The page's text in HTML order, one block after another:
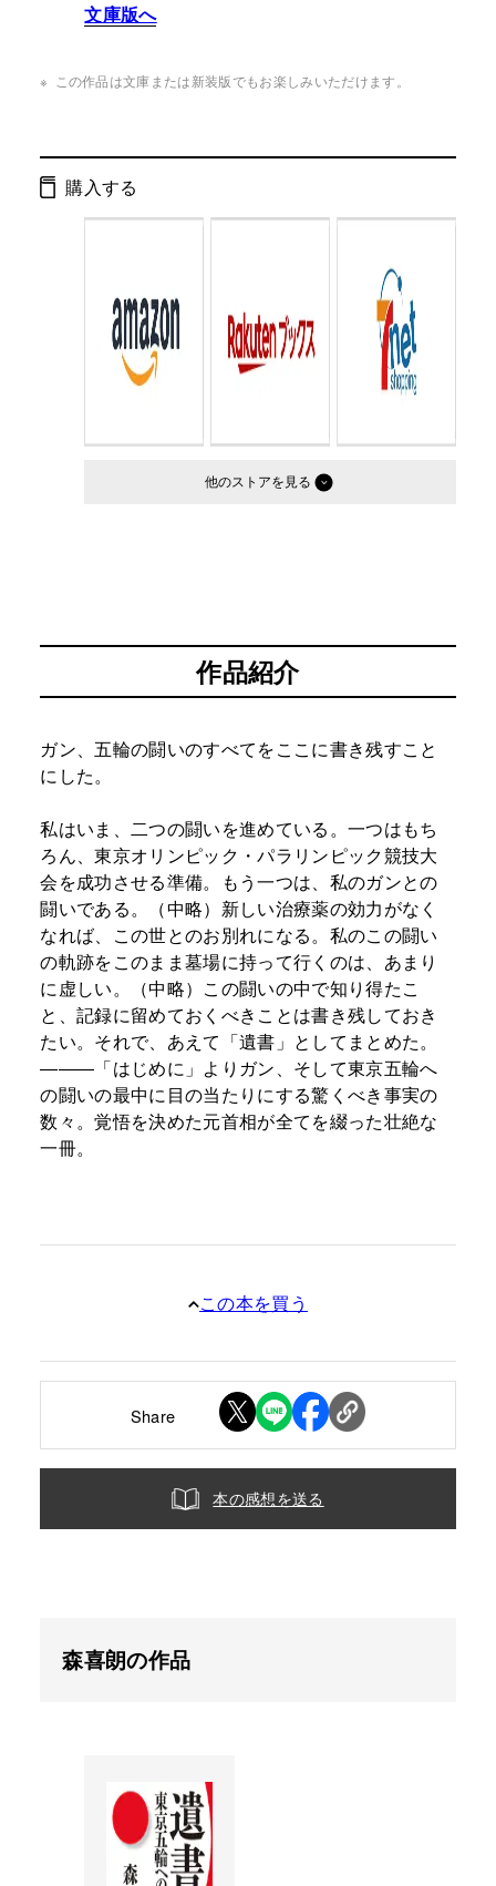
ISBN： 9784344030985
文庫版へ
この作品は文庫または新装版でもお楽しみいただけます。
購入する
他のストア
作品紹介
ガン、五輪の闘いのすべてをここに書き残すこと
にした。
私はいま、二つの闘いを進めている。一つはもち
ろん、東京オリンピック・パラリンピック競技大
会を成功させる準備。もう一つは、私のガンとの
闘いである。（中略）新しい治療薬の効力がなく
なれば、この世とのお別れになる。私のこの闘い
の軌跡をこのまま墓場に持って行くのは、あまり
に虚しい。（中略）この闘いの中で知り得たこ
と、記録に留めておくべきことは書き残しておき
たい。それで、あえて「遺書」としてまとめた。
―――「はじめに」よりガン、そして東京五輪へ
の闘いの最中に目の当たりにする驚くべき事実の
数々。覚悟を決めた元首相が全てを綴った壮絶な
一冊。
この本を買う
Share
本の感想を送る
森喜朗の作品